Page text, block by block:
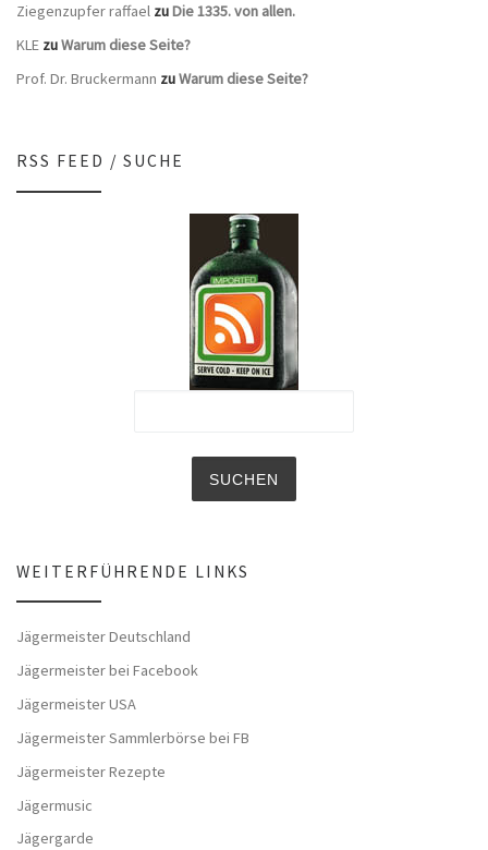
Ziegenzupfer raffael zuDie 1335. von allen.
KLE zuWarum diese Seite?
Prof. Dr. Bruckermann zuWarum diese Seite?
RSS FEED / SUCHE
WEITERFÜHRENDE LINKS
Jägermeister Deutschland
Jägermeister bei Facebook
Jägermeister USA
Jägermeister Sammlerbörse bei FB
Jägermeister Rezepte
Jägermusic
Jägergarde